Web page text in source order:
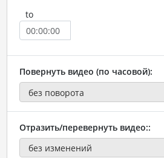
to
Повернуть видео (по часовой):
Отразить/перевернуть видео::